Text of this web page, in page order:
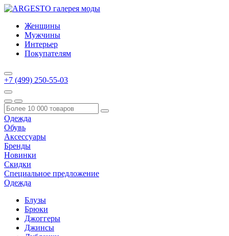
Женщины
Мужчины
Интерьер
Покупателям
+7 (499) 250-55-03
Одежда
Обувь
Аксессуары
Бренды
Новинки
Скидки
Специальное предложение
Одежда
Блузы
Брюки
Джоггеры
Джинсы